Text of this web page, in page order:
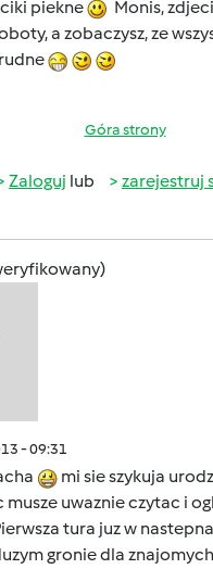
piekne Monis,
a zobaczysz, ze
Góra strony
Zaloguj lub zarejestruj
- 09:31
mi sie szykuja
musze uwaznie czytac i
tura juz w
gronie dla